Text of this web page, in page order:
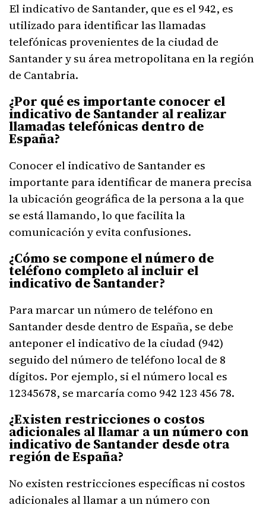
El indicativo de Santander, que es el 942, es
utilizado para identificar las llamadas
telefónicas provenientes de la ciudad de
Santander y su área metropolitana en la región
de Cantabria.
¿Por qué es importante conocer el
indicativo de Santander al realizar
llamadas telefónicas dentro de
España?
Conocer el indicativo de Santander es
importante para identificar de manera precisa
la ubicación geográfica de la persona a la que
se está llamando, lo que facilita la
comunicación y evita confusiones.
¿Cómo se compone el número de
teléfono completo al incluir el
indicativo de Santander?
Para marcar un número de teléfono en
Santander desde dentro de España, se debe
anteponer el indicativo de la ciudad (942)
seguido del número de teléfono local de 8
dígitos. Por ejemplo, si el número local es
12345678, se marcaría como 942 123 456 78.
¿Existen restricciones o costos
adicionales al llamar a un número con
indicativo de Santander desde otra
región de España?
No existen restricciones específicas ni costos
adicionales al llamar a un número con